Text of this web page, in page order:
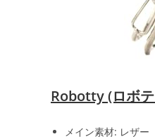
Robotty (ロボ
メイン素材: レザー